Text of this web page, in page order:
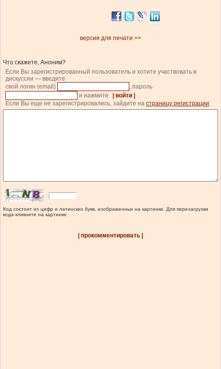
версия для печати >>
Что скажете, Аноним?
Если Вы зарегистрированный пользователь и хотите участвовать в
дискуссии — введите
свой логин (email)
, пароль
и нажмите
| войти |
.
Если Вы еще не зарегистрировались, зайдите на страницу регистрации.
Код состоит из цифр и латинских букв, изображенных на картинке. Для перезагрузки
кода кликните на картинке.
| прокомментировать |